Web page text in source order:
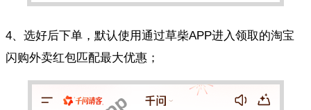
4、选好后下单，默认使用通过草柴APP进入领取的淘宝
闪购外卖红包匹配最大优惠；